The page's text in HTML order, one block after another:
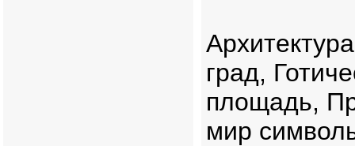
град,
площадь,
мир